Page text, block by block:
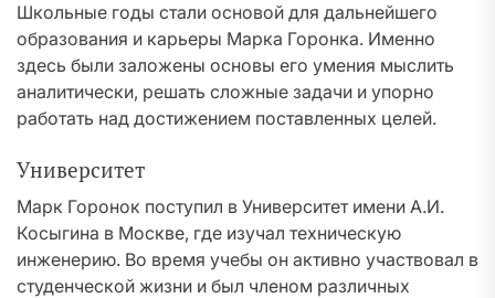
Школьные годы стали основой для дальнейшего
образования и карьеры Марка Горонка. Именно
здесь были заложены основы его умения мыслить
аналитически, решать сложные задачи и упорно
работать над достижением поставленных целей.
Университет
Марк Горонок поступил в Университет имени А.И.
Косыгина в Москве, где изучал техническую
инженерию. Во время учебы он активно участвовал в
студенческой жизни и был членом различных